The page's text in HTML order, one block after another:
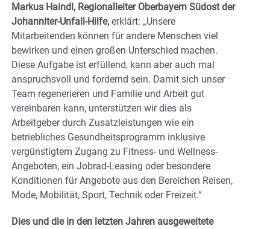
Markus Haindl, Regionalleiter Oberbayern Südost der
Johanniter-Unfall-Hilfe, erklärt: „Unsere
Mitarbeitenden können für andere Menschen viel
bewirken und einen großen Unterschied machen.
Diese Aufgabe ist erfüllend, kann aber auch mal
anspruchsvoll und fordernd sein. Damit sich unser
Team regenerieren und Familie und Arbeit gut
vereinbaren kann, unterstützen wir dies als
Arbeitgeber durch Zusatzleistungen wie ein
betriebliches Gesundheitsprogramm inklusive
vergünstigtem Zugang zu Fitness- und Wellness-
Angeboten, ein Jobrad-Leasing oder besondere
Konditionen für Angebote aus den Bereichen Reisen,
Mode, Mobilität, Sport, Technik oder Freizeit.“
Dies und die in den letzten Jahren ausgeweitete